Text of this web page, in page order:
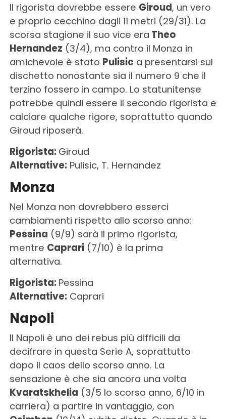
Il rigorista dovrebbe essere Giroud, un vero
e proprio cecchino dagli 11 metri (29/31). La
scorsa stagione il suo vice era Theo
Hernandez (3/4), ma contro il Monza in
amichevole è stato Pulisic a presentarsi sul
dischetto nonostante sia il numero 9 che il
terzino fossero in campo. Lo statunitense
potrebbe quindi essere il secondo rigorista e
calciare qualche rigore, soprattutto quando
Giroud riposerà.
Rigorista: Giroud
Alternative:Pulisic, T. Hernandez
Monza
Nel Monza non dovrebbero esserci
cambiamenti rispetto allo scorso anno:
Pessina (9/9) sarà il primo rigorista,
mentre Caprari(7/10) è la prima
alternativa.
Rigorista: Pessina
Alternative:Caprari
Napoli
Il Napoli è uno dei rebus più difficili da
decifrare in questa Serie A, soprattutto
dopo il caos dello scorso anno. La
sensazione è che sia ancora una volta
Kvaratskhelia (3/5 lo scorso anno, 6/10 in
carriera) a partire in vantaggio, con